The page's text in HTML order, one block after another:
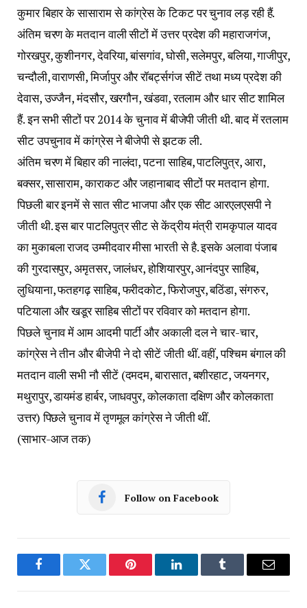
कुमार बिहार के सासाराम से कांग्रेस के टिकट पर चुनाव लड़ रही हैं.
अंतिम चरण के मतदान वाली सीटों में उत्तर प्रदेश की महाराजगंज,
गोरखपुर, कुशीनगर, देवरिया, बांसगांव, घोसी, सलेमपुर, बलिया, गाजीपुर,
चन्दौली, वाराणसी, मिर्जापुर और रॉबर्ट्सगंज सीटें तथा मध्य प्रदेश की
देवास, उज्जैन, मंदसौर, खरगौन, खंडवा, रतलाम और धार सीट शामिल
हैं. इन सभी सीटों पर 2014 के चुनाव में बीजेपी जीती थी. बाद में रतलाम
सीट उपचुनाव में कांग्रेस ने बीजेपी से झटक ली.
अंतिम चरण में बिहार की नालंदा, पटना साहिब, पाटलिपुत्र, आरा,
बक्सर, सासाराम, काराकट और जहानाबाद सीटों पर मतदान होगा.
पिछली बार इनमें से सात सीट भाजपा और एक सीट आरएलएसपी ने
जीती थी. इस बार पाटलिपुत्र सीट से केंद्रीय मंत्री रामकृपाल यादव
का मुकाबला राजद उम्मीदवार मीसा भारती से है. इसके अलावा पंजाब
की गुरदासपुर, अमृतसर, जालंधर, होशियारपुर, आनंदपुर साहिब,
लुधियाना, फतहगढ़ साहिब, फरीदकोट, फिरोजपुर, बठिंडा, संगरुर,
पटियाला और खडूर साहिब सीटों पर रविवार को मतदान होगा.
पिछले चुनाव में आम आदमी पार्टी और अकाली दल ने चार-चार,
कांग्रेस ने तीन और बीजेपी ने दो सीटें जीती थीं. वहीं, पश्चिम बंगाल की
मतदान वाली सभी नौ सीटें (दमदम, बारासात, बशीरहाट, जयनगर,
मथुरापुर, डायमंड हार्बर, जाधवपुर, कोलकाता दक्षिण और कोलकाता
उत्तर) पिछले चुनाव में तृणमूल कांग्रेस ने जीती थीं.
(साभार-आज तक)
Follow on Facebook
FacebookTwitter Pinterest LinkedInTumblr Email